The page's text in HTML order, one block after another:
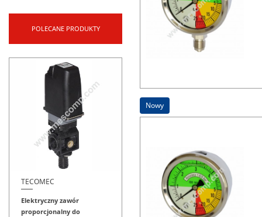
POLECANE PRODUKTY
TECOMEC
Elektryczny zawór
proporcjonalny do
Nowy